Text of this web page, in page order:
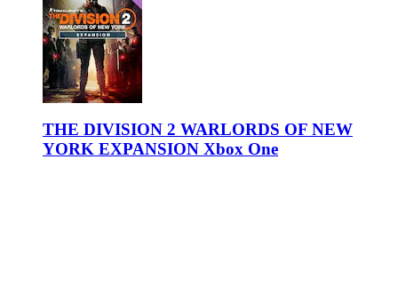
THE DIVISION 2 WARLORDS OF NEW
YORK EXPANSION Xbox One